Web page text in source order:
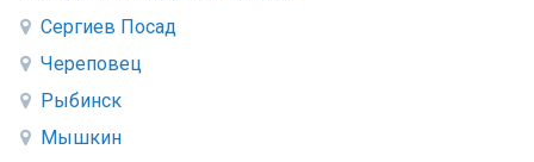
Сергиев Посад
Череповец
Рыбинск
Мышкин